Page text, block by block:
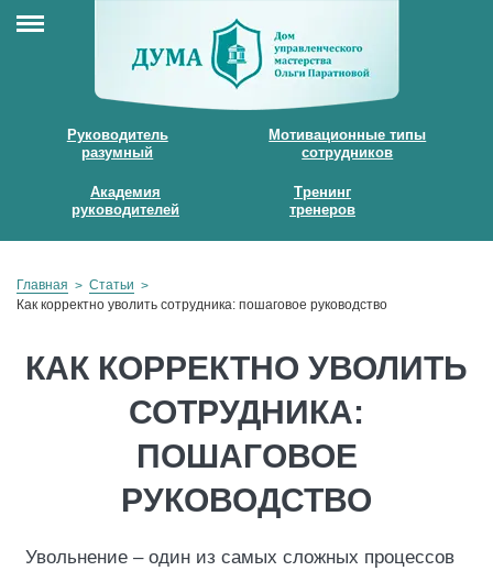
Руководитель
разумный
Мотивационные типы
сотрудников
Академия
руководителей
Тренинг
тренеров
Главная
Статьи
Как корректно уволить сотрудника: пошаговое руководство
КАК КОРРЕКТНО УВОЛИТЬ
СОТРУДНИКА:
ПОШАГОВОЕ
РУКОВОДСТВО
Увольнение – один из самых сложных процессов